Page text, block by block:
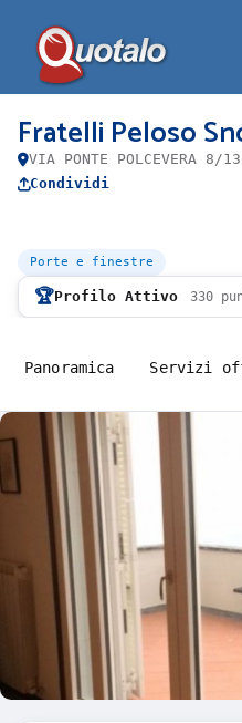
Fratelli Peloso
VIA PONTE POLCEVERA 8/
Condividi
Porte e finestre
🏆Profilo Attivo 330
Panoramica Servizi